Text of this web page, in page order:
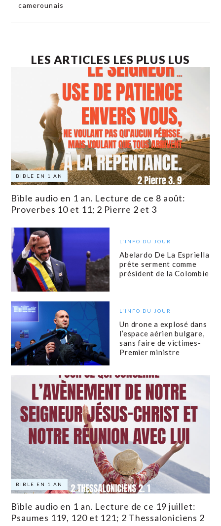
camerounais
LES ARTICLES LES PLUS LUS
BIBLE EN 1 AN
Bible audio en 1 an. Lecture de ce 8 août:
Proverbes 10 et 11; 2 Pierre 2 et 3
L'INFO DU JOUR
Abelardo De La Espriella
prête serment comme
président de la Colombie
L'INFO DU JOUR
Un drone a explosé dans
l’espace aérien bulgare,
sans faire de victimes-
Premier ministre
BIBLE EN 1 AN
Bible audio en 1 an. Lecture de ce 19 juillet:
Psaumes 119, 120 et 121; 2 Thessaloniciens 2